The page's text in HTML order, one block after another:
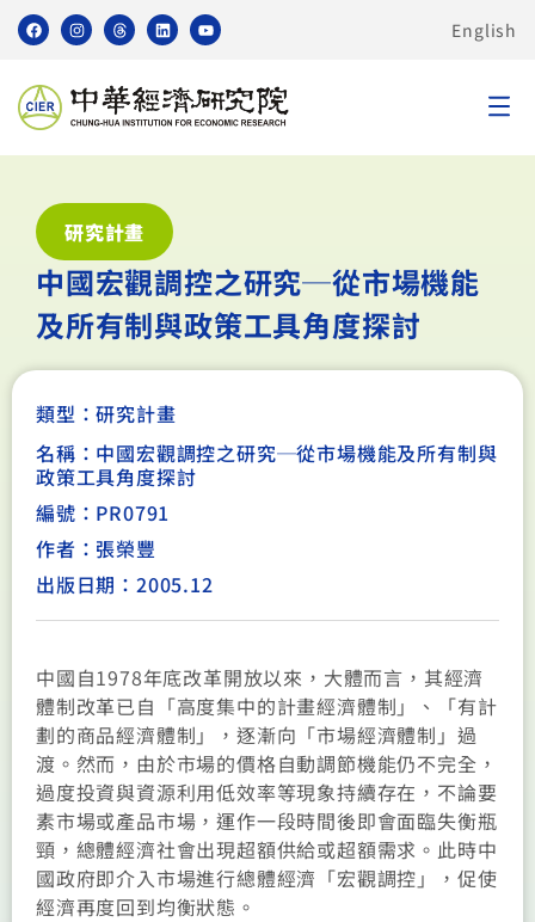
English
研究計畫
中國宏觀調控之研究─從市場機能
及所有制與政策工具角度探討
類型：研究計畫
名稱：中國宏觀調控之研究─從市場機能及所有制與
政策工具角度探討
編號：PR0791
作者：張榮豐
出版日期：2005.12
中國自1978年底改革開放以來，大體而言，其經濟
體制改革已自「高度集中的計畫經濟體制」、「有計
劃的商品經濟體制」，逐漸向「市場經濟體制」過
渡。然而，由於市場的價格自動調節機能仍不完全，
過度投資與資源利用低效率等現象持續存在，不論要
素市場或產品市場，運作一段時間後即會面臨失衡瓶
頸，總體經濟社會出現超額供給或超額需求。此時中
國政府即介入市場進行總體經濟「宏觀調控」，促使
經濟再度回到均衡狀態。